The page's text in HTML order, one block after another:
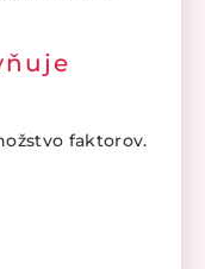
faktorov.